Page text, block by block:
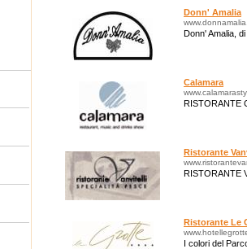
Donn' Amalia
Donn' Amalia,
Calamara
RISTORANTE
Ristorante
RISTORANTE
Ristorante Le
I colori del